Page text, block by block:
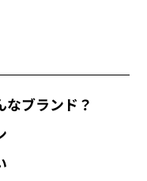
なブランド？